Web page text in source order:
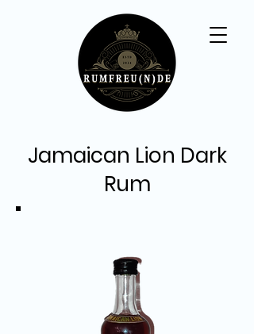
Jamaican Lion Dark
Rum